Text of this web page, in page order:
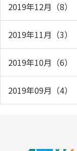
2019年12月（8）
2019年11月（3）
2019年10月（6）
2019年09月（4）